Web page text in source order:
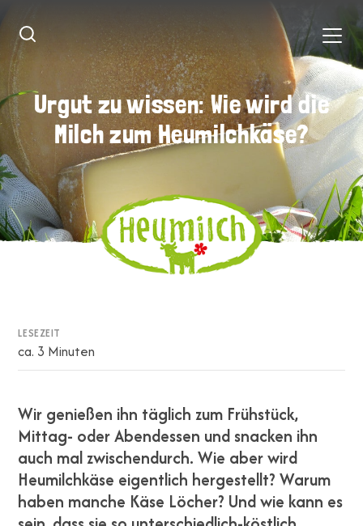
Urgut zu wissen: Wie wird die
Milch zum Heumilchkäse?
Urgut zu wissen: Wie wird die
Milch zum Heumilchkäse?
LESEZEIT
ca. 3 Minuten
Wir genießen ihn täglich zum Frühstück,
Mittag- oder Abendessen und snacken ihn
auch mal zwischendurch. Wie aber wird
Heumilchkäse eigentlich hergestellt? Warum
haben manche Käse Löcher? Und wie kann es